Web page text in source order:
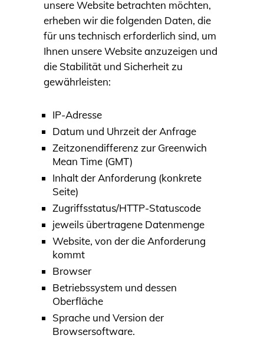
unsere Website betrachten möchten,
erheben wir die folgenden Daten, die
für uns technisch erforderlich sind, um
Ihnen unsere Website anzuzeigen und
die Stabilität und Sicherheit zu
gewährleisten:
IP-Adresse
Datum und Uhrzeit der Anfrage
Zeitzonendifferenz zur Greenwich
Mean Time (GMT)
Inhalt der Anforderung (konkrete
Seite)
Zugriffsstatus/HTTP-Statuscode
jeweils übertragene Datenmenge
Website, von der die Anforderung
kommt
Browser
Betriebssystem und dessen
Oberfläche
Sprache und Version der
Browsersoftware.